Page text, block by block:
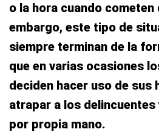
o la hora cuando
embargo, este tipo de
siempre terminan de la
que en varias ocasiones
deciden hacer uso de sus
atrapar a los
por propia mano.